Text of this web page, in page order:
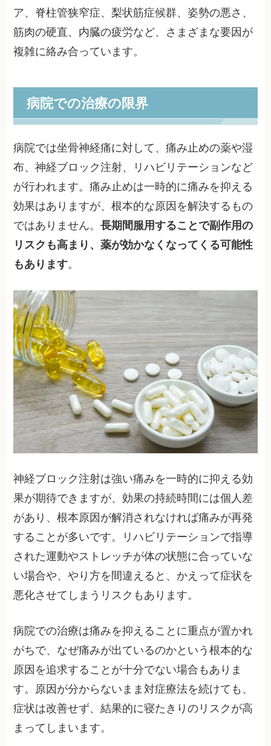
ア、脊柱管狭窄症、梨状筋症候群、姿勢の悪さ、
筋肉の硬直、内臓の疲労など、さまざまな要因が
複雑に絡み合っています。
病院での治療の限界
病院では坐骨神経痛に対して、痛み止めの薬や湿
布、神経ブロック注射、リハビリテーションなど
が行われます。痛み止めは一時的に痛みを抑える
効果はありますが、根本的な原因を解決するもの
ではありません。長期間服用することで副作用の
リスクも高まり、薬が効かなくなってくる可能性
もあります。
神経ブロック注射は強い痛みを一時的に抑える効
果が期待できますが、効果の持続時間には個人差
があり、根本原因が解消されなければ痛みが再発
することが多いです。リハビリテーションで指導
された運動やストレッチが体の状態に合っていな
い場合や、やり方を間違えると、かえって症状を
悪化させてしまうリスクもあります。
病院での治療は痛みを抑えることに重点が置かれ
がちで、なぜ痛みが出ているのかという根本的な
原因を追求することが十分でない場合もありま
す。原因が分からないまま対症療法を続けても、
症状は改善せず、結果的に寝たきりのリスクが高
まってしまいます。